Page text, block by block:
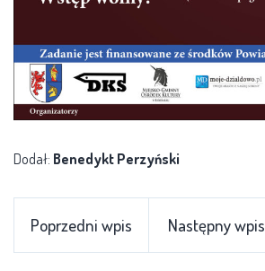
Dodał: Benedykt Perzyński
Poprzedni wpis Następny wpis